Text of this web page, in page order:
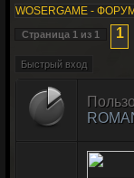
WOSERGAME -
Страница 1 из 1 1